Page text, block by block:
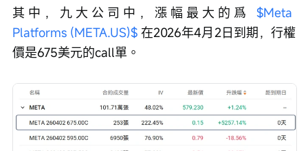
其中，九大公司中，漲幅最大的爲 $Meta
Platforms (META.US)$ 在2026年4月2日到期，行權
價是675美元的call單。